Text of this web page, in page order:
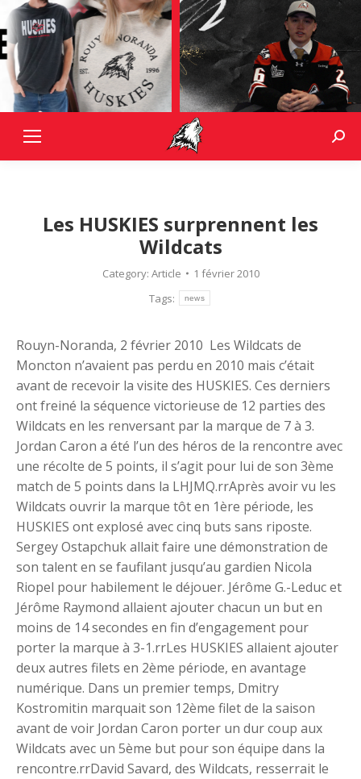
Les HUSKIES surprennent les
Wildcats
Category: Article
1 février 2010
Tags:
news
Rouyn-Noranda, 2 février 2010  Les Wildcats de
Moncton n’avaient pas perdu en 2010 mais c’était
avant de recevoir la visite des HUSKIES. Ces derniers
ont freiné la séquence victorieuse de 12 parties des
Wildcats en les renversant par la marque de 7 à 3.
Jordan Caron a été l’un des héros de la rencontre avec
une récolte de 5 points, il s’agit pour lui de son 3ème
match de 5 points dans la LHJMQ.rrAprès avoir vu les
Wildcats ouvrir la marque tôt en 1ère période, les
HUSKIES ont explosé avec cinq buts sans riposte.
Sergey Ostapchuk allait faire une démonstration de
son talent en se faufilant jusqu’au gardien Nicola
Riopel pour habilement le déjouer. Jérôme G.-Leduc et
Jérôme Raymond allaient ajouter chacun un but en
moins de 14 secondes en fin d’engagement pour
porter la marque à 3-1.rrLes HUSKIES allaient ajouter
deux autres filets en 2ème période, en avantage
numérique. Dans un premier temps, Dmitry
Kostromitin marquait son 12ème filet de la saison
avant de voir Jordan Caron porter un dur coup aux
Wildcats avec un 5ème but pour son équipe dans la
rencontre.rrDavid Savard, des Wildcats, resserrait le